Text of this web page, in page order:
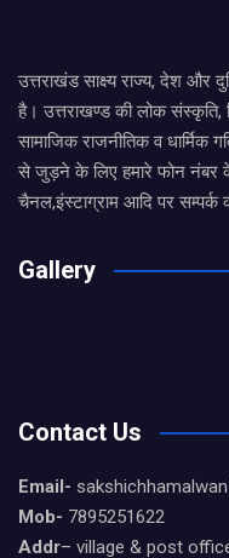
उत्तराखंड साक्ष्य राज्य, देश और
है। उत्तराखण्ड की लोक संस्कृति,
सामाजिक राजनीतिक व धार्मिक
से जुड़ने के लिए हमारे फोन नंबर
चैनल,इंस्टाग्राम आदि पर सम्पर्क
Gallery
Contact Us
Email-
Mob- 7895251622
Addr– village & post